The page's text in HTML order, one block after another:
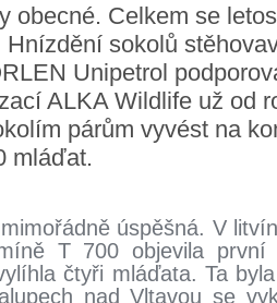
obecné. Celkem se
sokolů
Unipetrol
ALKA Wildlife už od
párům vyvést na
mláďat.
úspěšná. V
T 700 objevila první
čtyři mláďata. Ta
nad Vltavou se